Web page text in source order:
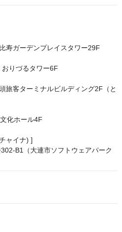
寿ガーデンプレイスタワー29F
りづるタワー6F
旅客ターミナルビルディング2F（と
化ホール4F
ャイナ) ]
B1（大連市ソフトウェアパーク